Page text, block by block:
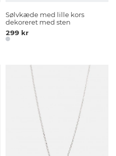
Sølvkæde med lille kors
dekoreret med sten
299 kr